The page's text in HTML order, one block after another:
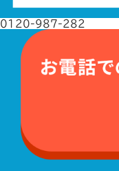
0120-987-282